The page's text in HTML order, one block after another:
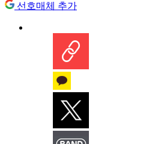
선호매체 추가